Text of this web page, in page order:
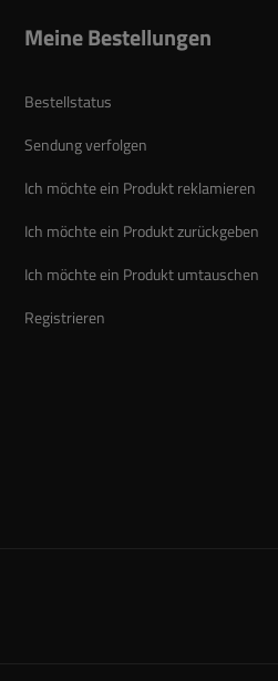
Meine Bestellungen
Bestellstatus
Sendung verfolgen
Ich möchte ein Produkt reklamieren
Ich möchte ein Produkt zurückgeben
Ich möchte ein Produkt umtauschen
Registrieren